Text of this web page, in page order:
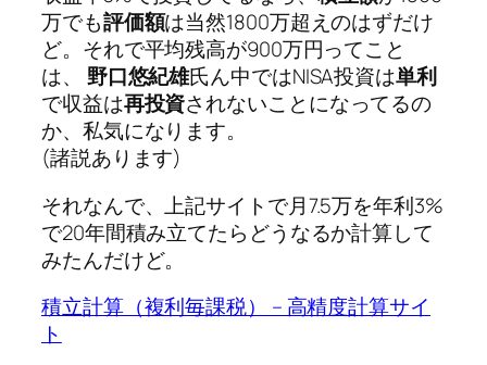
万でも評価額は当然1800万超えのはずだけ
ど。それで平均残高が900万円ってこと
は、 野口悠紀雄氏ん中ではNISA投資は単利
で収益は再投資されないことになってるの
か、私気になります。
(諸説あります)
それなんで、上記サイトで月7.5万を年利3%
で20年間積み立てたらどうなるか計算して
みたんだけど。
積立計算（複利毎課税） – 高精度計算サイ
ト